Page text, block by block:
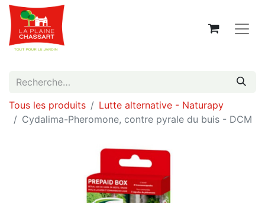
Tous les produits
Lutte alternative - Naturapy
Cydalima-Pheromone, contre pyrale du buis - DCM